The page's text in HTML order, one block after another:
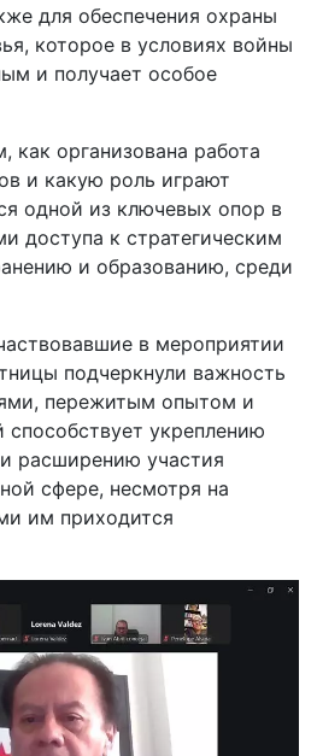
для обеспечения охраны
которое в условиях войны
и получает особое
как организована работа
и какую роль играют
одной из ключевых опор в
доступа к стратегическим
и образованию, среди
в мероприятии
подчеркнули важность
пережитым опытом и
укреплению
расширению участия
сфере, несмотря на
им приходится